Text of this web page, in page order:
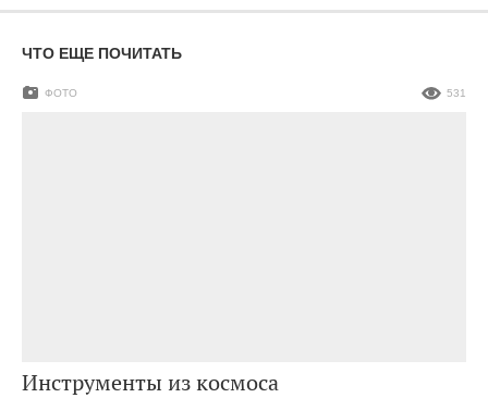
ЧТО ЕЩЕ ПОЧИТАТЬ
Инструменты из космоса
ФОТО 531